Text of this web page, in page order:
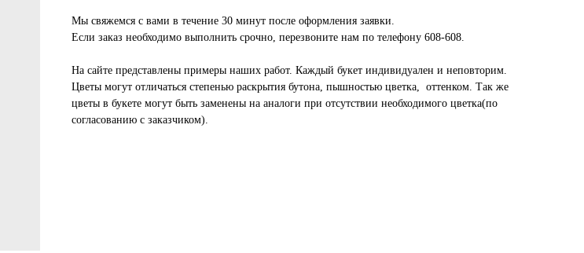
Мы свяжемся с вами в течение 30 минут после оформления заявки.
Если заказ необходимо выполнить срочно, перезвоните нам по телефону 608-608.
На сайте представлены примеры наших работ. Каждый букет индивидуален и неповторим.
Цветы могут отличаться степенью раскрытия бутона, пышностью цветка, оттенком. Так же
цветы в букете могут быть заменены на аналоги при отсутствии необходимого цветка(по
согласованию с заказчиком).